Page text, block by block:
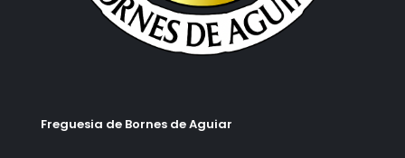
Freguesia de Bornes de Aguiar